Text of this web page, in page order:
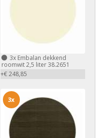
3xEmbalan dekkend
roomwit 2,5 liter 38.2651
+€ 248,85
3x